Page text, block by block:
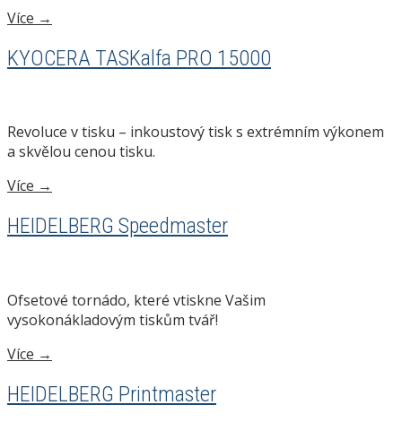
Více →
KYOCERA TASKalfa PRO 15000
Revoluce v tisku – inkoustový tisk s extrémním výkonem
a skvělou cenou tisku.
Více →
HEIDELBERG Speedmaster
Ofsetové tornádo, které vtiskne Vašim
vysokonákladovým tiskům tvář!
Více →
HEIDELBERG Printmaster